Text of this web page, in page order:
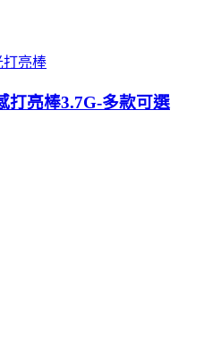
打亮棒
打亮棒3.7G-多款可選